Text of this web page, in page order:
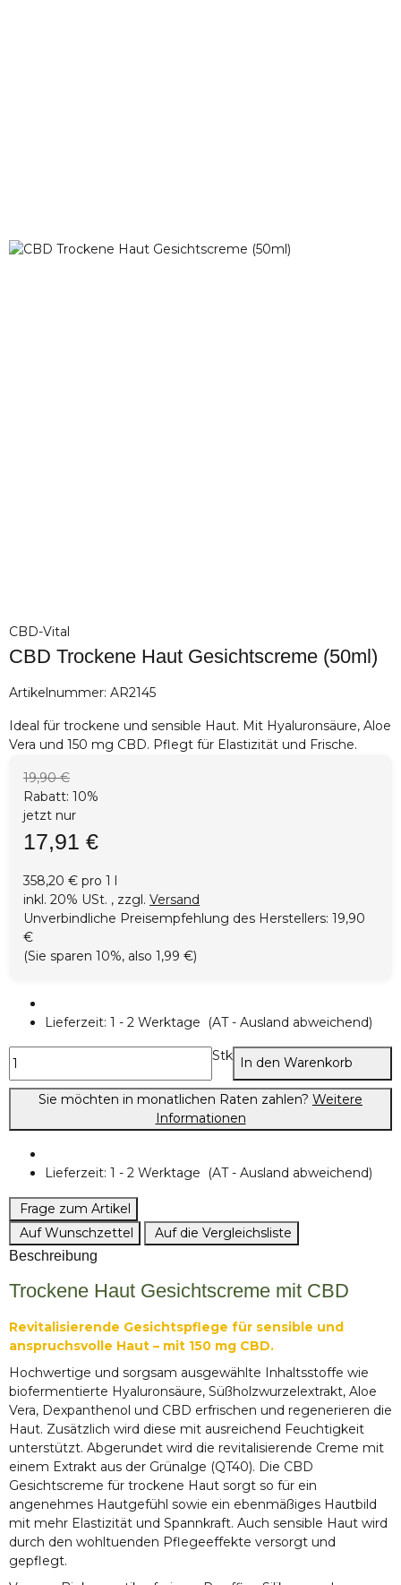
CBD-Vital
CBD Trockene Haut Gesichtscreme (50ml)
Artikelnummer: AR2145
Ideal für trockene und sensible Haut. Mit Hyaluronsäure, Aloe
Vera und 150 mg CBD. Pflegt für Elastizität und Frische.
19,90 €
Rabatt: 10%
jetzt nur
17,91 €
358,20 € pro 1 l
inkl. 20% USt. , zzgl. Versand
Unverbindliche Preisempfehlung des Herstellers: 19,90
€
(Sie sparen 10%, also 1,99 €)
Lieferzeit: 1 - 2 Werktage (AT - Ausland abweichend)
Stk In den Warenkorb
Sie möchten in monatlichen Raten zahlen? Weitere
Informationen
Lieferzeit: 1 - 2 Werktage (AT - Ausland abweichend)
Frage zum Artikel
Auf Wunschzettel
Auf die Vergleichsliste
Beschreibung
Trockene Haut Gesichtscreme mit CBD
Revitalisierende Gesichtspflege für sensible und
anspruchsvolle Haut – mit 150 mg CBD.
Hochwertige und sorgsam ausgewählte Inhaltsstoffe wie
biofermentierte Hyaluronsäure, Süßholzwurzelextrakt, Aloe
Vera, Dexpanthenol und CBD erfrischen und regenerieren die
Haut. Zusätzlich wird diese mit ausreichend Feuchtigkeit
unterstützt. Abgerundet wird die revitalisierende Creme mit
einem Extrakt aus der Grünalge (QT40). Die CBD
Gesichtscreme für trockene Haut sorgt so für ein
angenehmes Hautgefühl sowie ein ebenmäßiges Hautbild
mit mehr Elastizität und Spannkraft. Auch sensible Haut wird
durch den wohltuenden Pflegeeffekte versorgt und
gepflegt.